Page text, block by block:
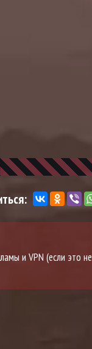
и VPN (если это не